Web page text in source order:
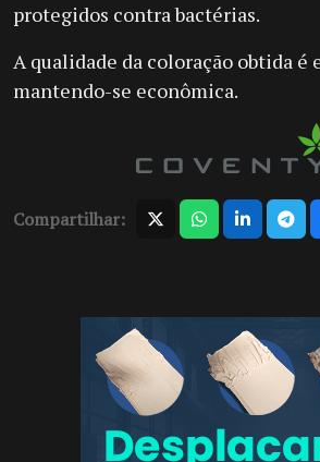
protegidos contra bactérias.
A qualidade da coloração obtida é
mantendo-se econômica.
Compartilhar: